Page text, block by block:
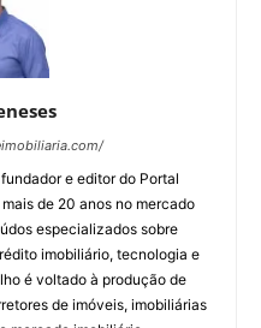
e editor do Portal
de 20 anos no mercado
especializados sobre
imobiliário, tecnologia e
é voltado à produção de
de imóveis, imobiliárias